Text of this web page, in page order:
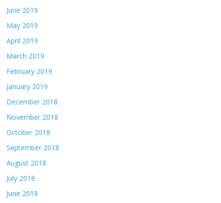
June 2019
May 2019
April 2019
March 2019
February 2019
January 2019
December 2018
November 2018
October 2018
September 2018
August 2018
July 2018
June 2018